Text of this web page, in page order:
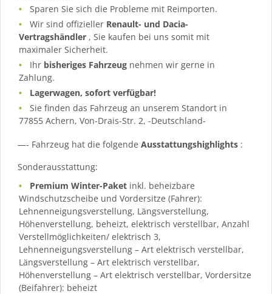
Sparen Sie sich die Probleme mit Reimporten.
Wir sind offizieller Renault- und Dacia-
Vertragshändler , Sie kaufen bei uns somit mit
maximaler Sicherheit.
Ihr bisheriges Fahrzeug nehmen wir gerne in
Zahlung.
Lagerwagen, sofort verfügbar!
Sie finden das Fahrzeug an unserem Standort in
77855 Achern, Von-Drais-Str. 2, -Deutschland-
—- Fahrzeug hat die folgende Ausstattungshighlights :
Sonderausstattung:
Premium Winter-Paket inkl. beheizbare
Windschutzscheibe und Vordersitze (Fahrer):
Lehnenneigungsverstellung, Längsverstellung,
Höhenverstellung, beheizt, elektrisch verstellbar, Anzahl
Verstellmöglichkeiten/ elektrisch 3,
Lehnenneigungsverstellung – Art elektrisch verstellbar,
Längsverstellung – Art elektrisch verstellbar,
Höhenverstellung – Art elektrisch verstellbar, Vordersitze
(Beifahrer): beheizt